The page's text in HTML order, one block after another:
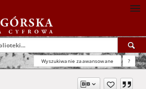
Wyszukiwanie zaawansowane ?